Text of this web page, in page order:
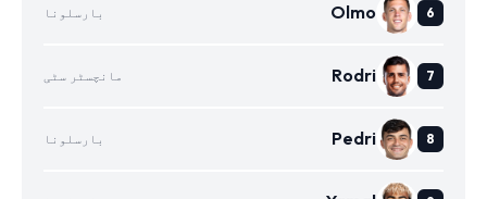
Olmo بارسلونا
Rodri مانچسٹر سٹی
Pedri بارسلونا